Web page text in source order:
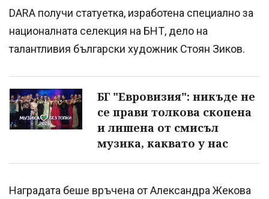
DARA получи статуетка, изработена специално за
националната селекция на БНТ, дело на
талантливия български художник Стоян Зиков.
БГ "Евровизия": никъде не
се прави толкова скопена
и лишена от смисъл
музика, каквато у нас
Наградата беше връчена от Александра Жекова